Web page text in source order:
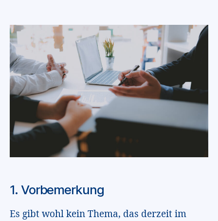
1. Vorbemerkung
Es gibt wohl kein Thema, das derzeit im